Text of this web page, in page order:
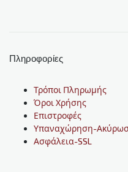
Πληροφορίες
Τρόποι Πληρωμής
Όροι Χρήσης
Επιστροφές
Υπαναχώρηση-
Ασφάλεια-SSL